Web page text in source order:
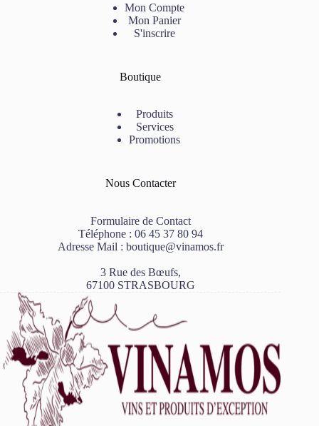
Mon Compte
Mon Panier
S'inscrire
Boutique
Produits
Services
Promotions
Nous Contacter
Formulaire de Contact
Téléphone : 06 45 37 80 94
Adresse Mail : boutique@vinamos.fr
3 Rue des Bœufs,
67100 STRASBOURG